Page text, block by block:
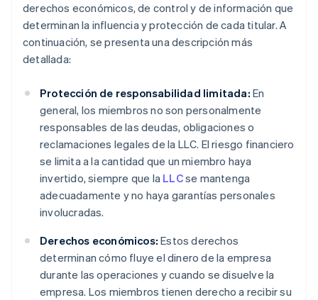
derechos económicos, de control y de información que
determinan la influencia y protección de cada titular. A
continuación, se presenta una descripción más
detallada:
Protección de responsabilidad limitada: En
general, los miembros no son personalmente
responsables de las deudas, obligaciones o
reclamaciones legales de la LLC. El riesgo financiero
se limita a la cantidad que un miembro haya
invertido, siempre que la LLCse mantenga
adecuadamente y no haya garantías personales
involucradas.
Derechos económicos: Estos derechos
determinan cómo fluye el dinero de la empresa
durante las operaciones y cuando se disuelve la
empresa. Los miembros tienen derecho a recibir su